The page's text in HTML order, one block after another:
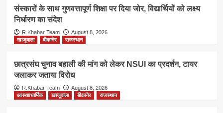
संस्कारों के साथ गुणवत्तापूर्ण शिक्षा पर दिया जोर, विद्यार्थियों को लक्ष्य
निर्धारण का संदेश
R.Khabar Team
August 8, 2026
खाजूवाला
बीकानेर राजस्थान
छात्रसंघ चुनाव बहाली की मांग को लेकर NSUI का प्रदर्शन, टायर
जलाकर जताया विरोध
R.Khabar Team
August 8, 2026
आस्था/धार्मिक
खाजूवाला बीकानेर राजस्थान